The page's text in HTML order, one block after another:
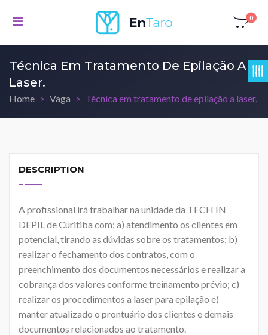
0
Técnica Em Tratamento De Epilação A
Laser.
Home Vaga Técnica em tratamento de epilação a laser.
DESCRIPTION
A profissional irá trabalhar na unidade da TECH IN
DEPIL de Curitiba com: a) atendimento os clientes em
potencial, tirando as dúvidas sobre os tratamentos; b)
realizar o fechamento dos contratos, com o
preenchimento dos documentos necessários e realizar a
cobrança dos valores conforme treinamento prévio; c)
realizar os procedimentos a laser para epilação e)
manter atualizado o prontuário dos clientes e demais
documentos relacionados ao tratamento.